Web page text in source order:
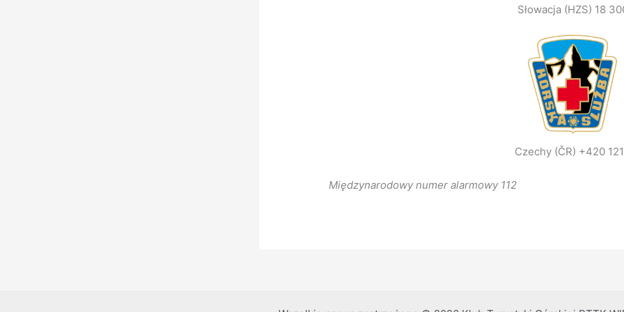
Słowacja (HZS) 18
Czechy (ČR) +420
Międzynarodowy numer alarmowy 112